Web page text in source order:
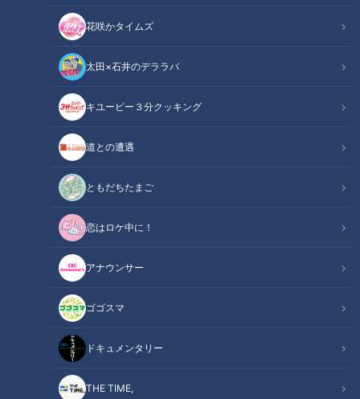
花咲かタイムズ
太田×石井のデララバ
キユーピー３分クッキング
道との遭遇
ともだちたまご
恋はロケ中に！
アナウンサー
ゴゴスマ
ドキュメンタリー
THE TIME,
CBCテレビ：画像『写真AC』より「昭和の冷蔵庫」
ニュースコラム
東西南北論説風
「電気冷蔵庫」は、まだ日本が江戸時代だった１９世紀、米国
で発明された。そもそもの目的は「冷凍」であり、業務用だっ
た。２０世紀に入った１９１８年（大正７年）になって、家庭
用の電気冷蔵庫が、同じ米国で誕生した。